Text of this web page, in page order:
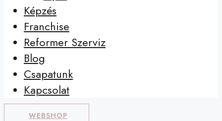
Képzés
Franchise
Reformer Szerviz
Blog
Csapatunk
Kapcsolat
WEBSHOP